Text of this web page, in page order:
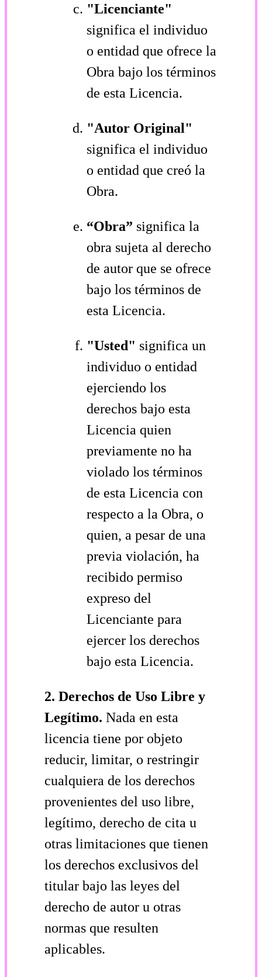
"Licenciante"
significa el individuo
o entidad que ofrece la
Obra bajo los términos
de esta Licencia.
"Autor Original"
significa el individuo
o entidad que creó la
Obra.
“Obra” significa la
obra sujeta al derecho
de autor que se ofrece
bajo los términos de
esta Licencia.
"Usted" significa un
individuo o entidad
ejerciendo los
derechos bajo esta
Licencia quien
previamente no ha
violado los términos
de esta Licencia con
respecto a la Obra, o
quien, a pesar de una
previa violación, ha
recibido permiso
expreso del
Licenciante para
ejercer los derechos
bajo esta Licencia.
2. Derechos de Uso Libre y
Legítimo. Nada en esta
licencia tiene por objeto
reducir, limitar, o restringir
cualquiera de los derechos
provenientes del uso libre,
legítimo, derecho de cita u
otras limitaciones que tienen
los derechos exclusivos del
titular bajo las leyes del
derecho de autor u otras
normas que resulten
aplicables.